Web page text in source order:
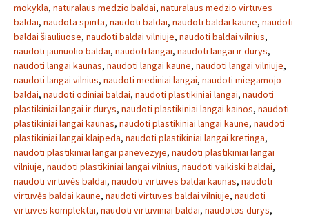
mokykla, naturalaus medzio baldai, naturalaus medzio virtuves
baldai, naudota spinta, naudoti baldai, naudoti baldai kaune, naudoti
baldai šiauliuose, naudoti baldai vilniuje, naudoti baldai vilnius,
naudoti jaunuolio baldai, naudoti langai, naudoti langai ir durys,
naudoti langai kaunas, naudoti langai kaune, naudoti langai vilniuje,
naudoti langai vilnius, naudoti mediniai langai, naudoti miegamojo
baldai, naudoti odiniai baldai, naudoti plastikiniai langai, naudoti
plastikiniai langai ir durys, naudoti plastikiniai langai kainos, naudoti
plastikiniai langai kaunas, naudoti plastikiniai langai kaune, naudoti
plastikiniai langai klaipeda, naudoti plastikiniai langai kretinga,
naudoti plastikiniai langai panevezyje, naudoti plastikiniai langai
vilniuje, naudoti plastikiniai langai vilnius, naudoti vaikiski baldai,
naudoti virtuvės baldai, naudoti virtuves baldai kaunas, naudoti
virtuvės baldai kaune, naudoti virtuves baldai vilniuje, naudoti
virtuves komplektai, naudoti virtuviniai baldai, naudotos durys,